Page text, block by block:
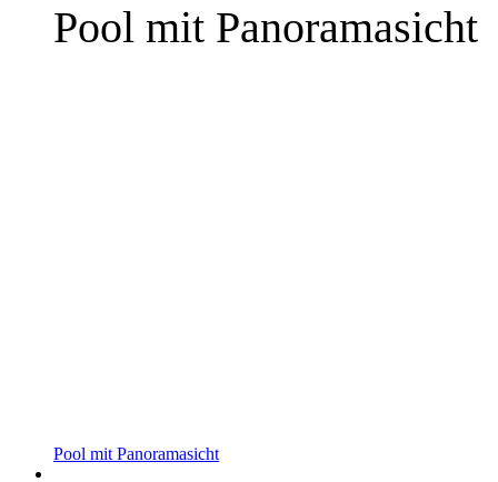
Pool mit Panoramasicht
Pool mit Panoramasicht